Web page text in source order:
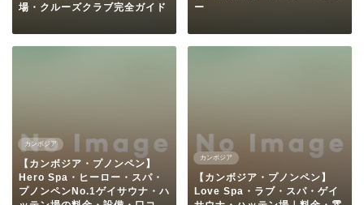
場・クルーズクラブ完全ガイド
ー
カンボジア
【カンボジア・プノンペン】
Hero Spa・ヒーロー・スパ・
プノンペンNo.1ゲイサウナ・ハ
カンボジア
【カンボジア・プノンペン】
Love Spa・ラブ・スパ・ゲイ